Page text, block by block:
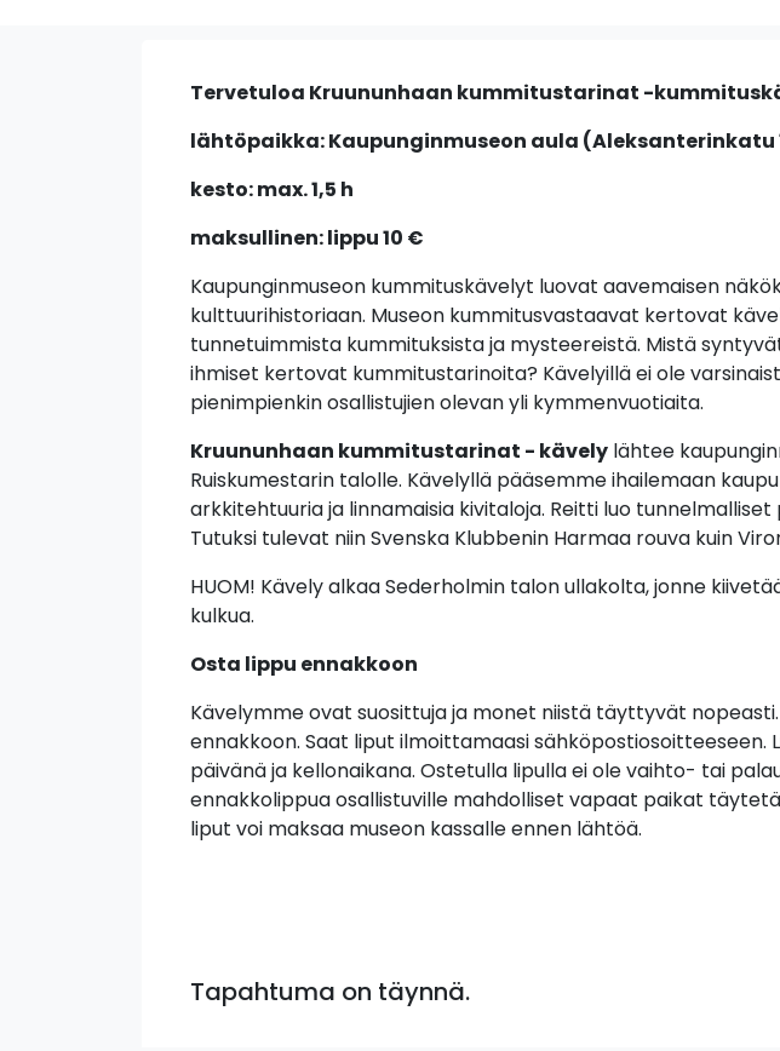
Tervetuloa Kruununhaan kummitustarinat -
lähtöpaikka: Kaupunginmuseon aula (Aleksanterinkatu
kesto: max. 1,5 h
maksullinen: lippu 10 €
Kaupunginmuseon kummituskävelyt luovat aavemaisen
kulttuurihistoriaan. Museon kummitusvastaavat kertovat
tunnetuimmista kummituksista ja mysteereistä. Mistä
ihmiset kertovat kummitustarinoita? Kävelyillä ei ole
pienimpienkin osallistujien olevan yli kymmenvuotiaita.
Kruununhaan kummitustarinat - kävely lähtee
Ruiskumestarin talolle. Kävelyllä pääsemme ihailemaan
arkkitehtuuria ja linnamaisia kivitaloja. Reitti luo
Tutuksi tulevat niin Svenska Klubbenin Harmaa rouva kuin
HUOM! Kävely alkaa Sederholmin talon ullakolta, jonne
kulkua.
Osta lippu ennakkoon
Kävelymme ovat suosittuja ja monet niistä täyttyvät
ennakkoon. Saat liput ilmoittamaasi sähköpostiosoitteeseen.
päivänä ja kellonaikana. Ostetulla lipulla ei ole vaihto- tai
ennakkolippua osallistuville mahdolliset vapaat paikat
liput voi maksaa museon kassalle ennen lähtöä.
Tapahtuma on täynnä.